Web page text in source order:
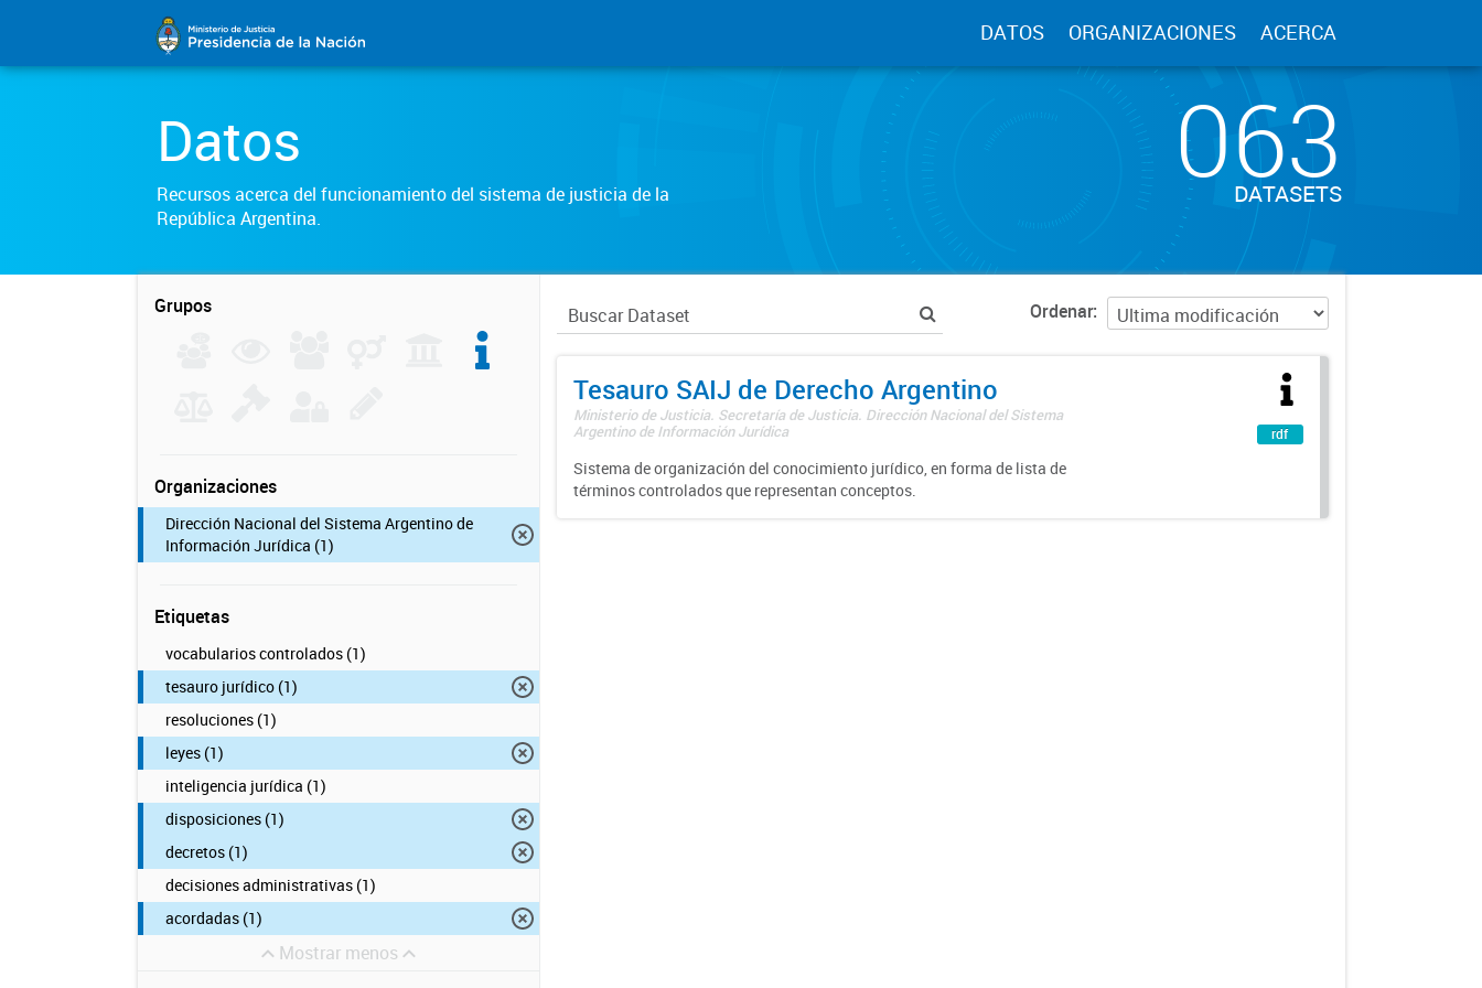
DATOS ORGANIZACIONES ACERCA
Datos
Recursos acerca del funcionamiento del sistema de justicia de la
República Argentina.
063
DATASETS
Grupos
Organizaciones
Dirección Nacional del Sistema Argentino de
Información Jurídica (1)
Etiquetas
vocabularios controlados (1)
tesauro jurídico (1)
resoluciones (1)
leyes (1)
inteligencia jurídica (1)
disposiciones (1)
decretos (1)
decisiones administrativas (1)
acordadas (1)
Mostrar menos
Ordenar
Tesauro SAIJ de Derecho Argentino
Ministerio de Justicia. Secretaría de Justicia. Dirección Nacional del Sistema
Argentino de Información Jurídica
Sistema de organización del conocimiento jurídico, en forma de lista de
términos controlados que representan conceptos.
rdf